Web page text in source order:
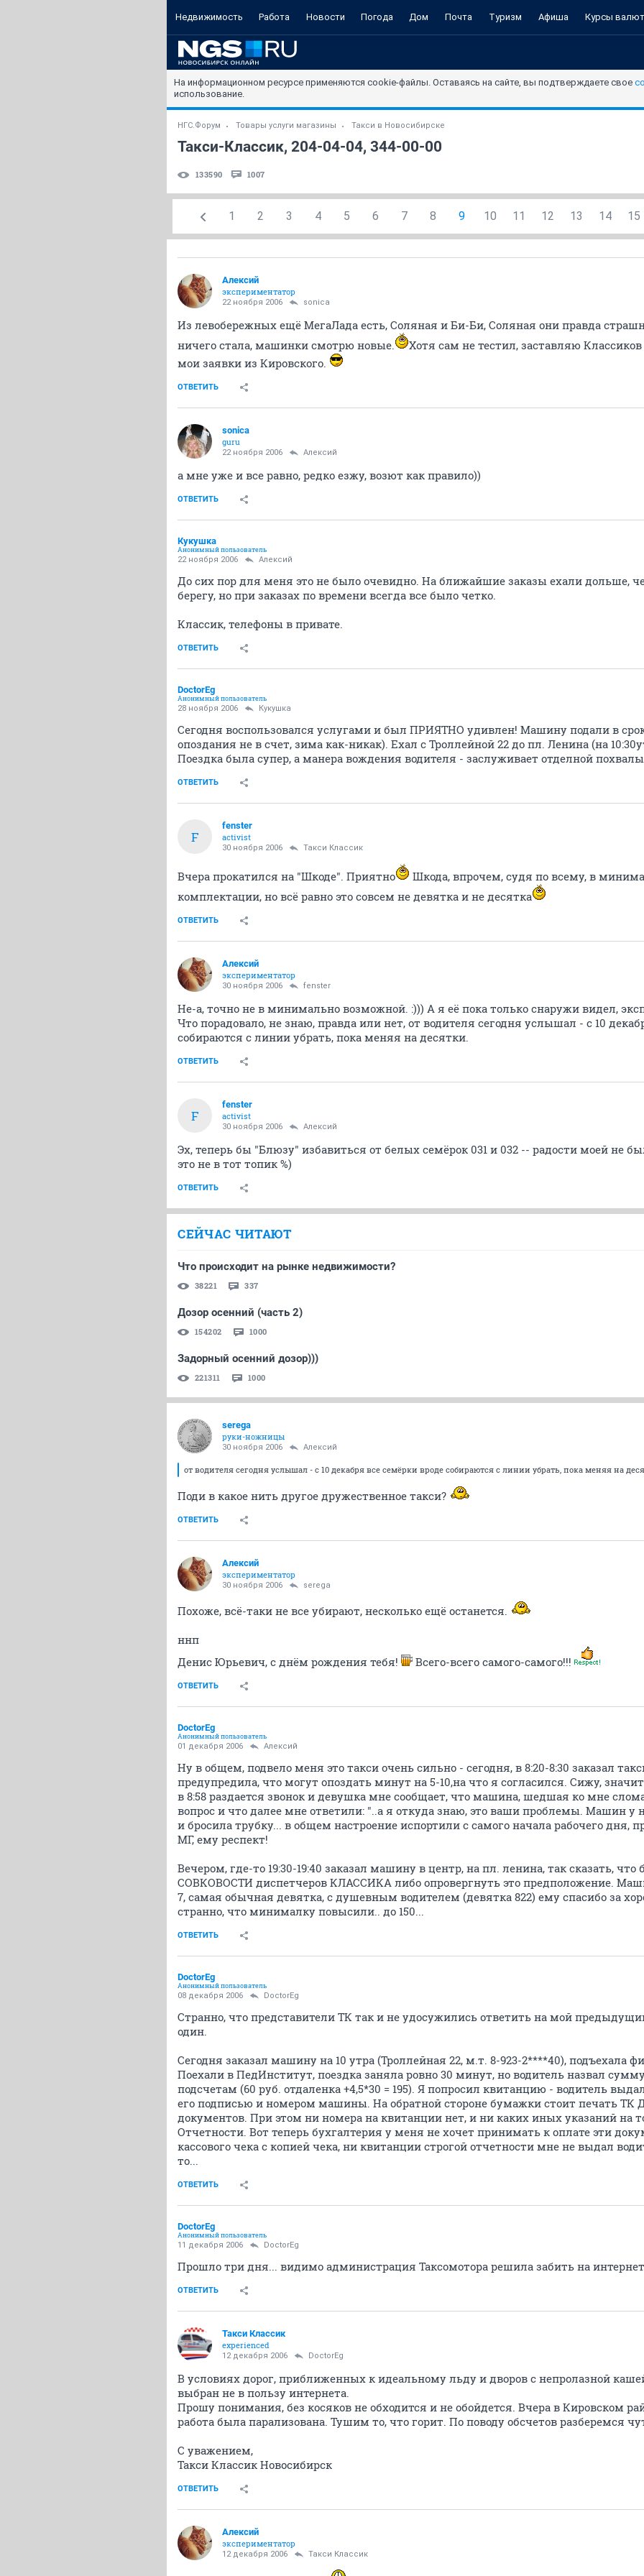
Недвижимость Работа Новости Погода Дом Почта Туризм Афиша Курсы валют
На информационном ресурсе применяются cookie-файлы. Оставаясь на сайте, вы подтверждаете свое
использование.
НГС.Форум Товары услуги магазины Такси в Новосибирске
Такси-Классик, 204-04-04, 344-00-00
133590 1007
1 2 3 4 5 6 7 8 9 10 11 12 13 14 15
Алексий
экспериментатор
22 ноября 2006 sonica
Из левобережных ещё МегаЛада есть, Соляная и Би-Би, Соляная они правда
ничего стала, машинки смотрю новые.
Хотя сам не тестил, заставляю
мои заявки из Кировского.
ОТВЕТИТЬ
sonica
guru
22 ноября 2006 Алексий
а мне уже и все равно, редко езжу, возют как правило))
ОТВЕТИТЬ
Кукушка
Анонимный пользователь
22 ноября 2006 Алексий
До сих пор для меня это не было очевидно. На ближайшие заказы ехали дольше,
берегу, но при заказах по времени всегда все было четко.
Классик, телефоны в привате.
ОТВЕТИТЬ
DoctorEg
Анонимный пользователь
28 ноября 2006 Кукушка
Сегодня воспользовался услугами и был ПРИЯТНО удивлен! Машину подали в
опоздания не в счет, зима как-никак). Ехал с Троллейной 22 до пл. Ленина (на
Поездка была супер, а манера вождения водителя - заслуживает отделной
ОТВЕТИТЬ
F
fenster
activist
30 ноября 2006 Такси Классик
Вчера прокатился на "Шкоде". Приятно
Шкода, впрочем, судя по всему, в
комплектации, но всё равно это совсем не девятка и не десятка
ОТВЕТИТЬ
Алексий
экспериментатор
30 ноября 2006 fenster
Не-а, точно не в минимально возможной. :))) А я её пока только снаружи видел,
Что порадовало, не знаю, правда или нет, от водителя сегодня услышал - с 10
собираются с линии убрать, пока меняя на десятки.
ОТВЕТИТЬ
F
fenster
activist
30 ноября 2006 Алексий
Эх, теперь бы "Блюзу" избавиться от белых семёрок 031 и 032 -- радости моей не
это не в тот топик %)
ОТВЕТИТЬ
СЕЙЧАС ЧИТАЮТ
Что происходит на рынке недвижимости?
38221 337
Дозор осенний (часть 2)
154202 1000
Задорный осенний дозор)))
221311 1000
serega
руки-ножницы
30 ноября 2006 Алексий
от водителя сегодня услышал - с 10 декабря все семёрки вроде собираются с линии убрать, пока меняя на
Поди в какое нить другое дружественное такси?
ОТВЕТИТЬ
Алексий
экспериментатор
30 ноября 2006 serega
Похоже, всё-таки не все убирают, несколько ещё останется.
ннп
Денис Юрьевич, с днём рождения тебя!
Всего-всего самого-самого!!!
ОТВЕТИТЬ
DoctorEg
Анонимный пользователь
01 декабря 2006 Алексий
Ну в общем, подвело меня это такси очень сильно - сегодня, в 8:20-8:30 заказал
предупредила, что могут опоздать минут на 5-10,на что я согласился. Сижу,
в 8:58 раздается звонок и девушка мне сообщает, что машина, шедшая ко мне
вопрос и что далее мне ответили: "..а я откуда знаю, это ваши проблемы. Машин у
и бросила трубку... в общем настроение испортили с самого начала рабочего дня,
МГ, ему респект!
Вечером, где-то 19:30-19:40 заказал машину в центр, на пл. ленина, так сказать,
СОВКОВОСТИ диспетчеров КЛАССИКА либо опровергнуть это предположение.
7, самая обычная девятка, с душевным водителем (девятка 822) ему спасибо за
странно, что минималку повысили.. до 150...
ОТВЕТИТЬ
DoctorEg
Анонимный пользователь
08 декабря 2006 DoctorEg
Странно, что представители ТК так и не удосужились ответить на мой
один.
Сегодня заказал машину на 10 утра (Троллейная 22, м.т. 8-923-2****40), подъехала
Поехали в ПедИнститут, поездка заняла ровно 30 минут, но водитель назвал
подсчетам (60 руб. отдаленка +4,5*30 = 195). Я попросил квитанцию - водитель
его подписью и номером машины. На обратной стороне бумажки стоит печать ТК
документов. При этом ни номера на квитанции нет, и ни каких иных указаний на
Отчетности. Вот теперь бухгалтерия у меня не хочет принимать к оплате эти
кассового чека с копией чека, ни квитанции строгой отчетности мне не выдал
то...
ОТВЕТИТЬ
DoctorEg
Анонимный пользователь
11 декабря 2006 DoctorEg
Прошло три дня... видимо администрация Таксомотора решила забить на
ОТВЕТИТЬ
Такси Классик
experienced
12 декабря 2006 DoctorEg
В условиях дорог, приближенных к идеальному льду и дворов с непролазной
выбран не в пользу интернета.
Прошу понимания, без косяков не обходится и не обойдется. Вчера в Кировском
работа была парализована. Тушим то, что горит. По поводу обсчетов разберемся
С уважением,
Такси Классик Новосибирск
ОТВЕТИТЬ
Алексий
экспериментатор
12 декабря 2006 Такси Классик